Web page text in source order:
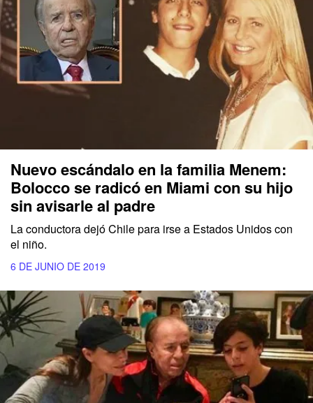
Nuevo escándalo en la familia Menem:
Bolocco se radicó en Miami con su hijo
sin avisarle al padre
La conductora dejó Chile para irse a Estados Unidos con
el niño.
6 DE JUNIO DE 2019